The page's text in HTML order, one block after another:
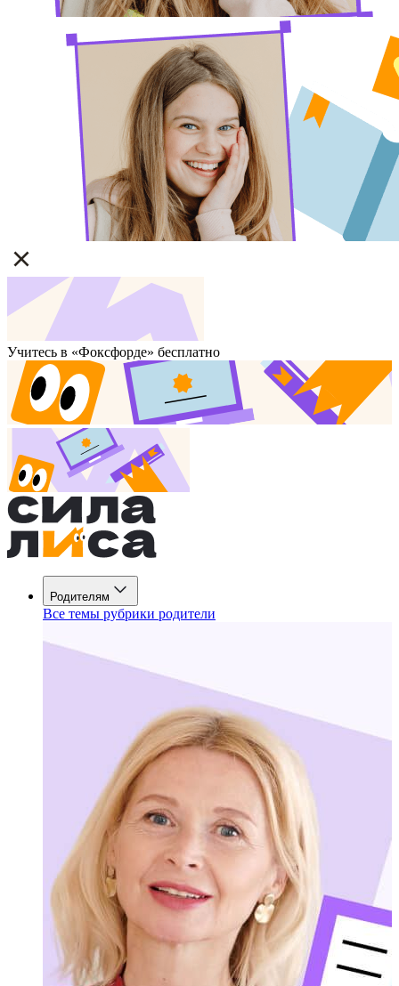
Учитесь в «Фоксфорде» бесплатно
Родителям
Все темы рубрики родители